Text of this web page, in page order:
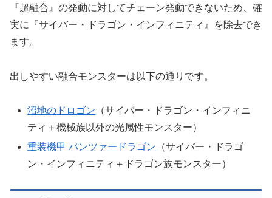
『超融合』の発動に対してチェーン発動できないため、確
実に『サイバー・ドラゴン・インフィニティ』を除去でき
ます。
出しやすい融合モンスターは以下の通りです。
沼地のドロゴン （サイバー・ドラゴン・インフィニ
ティ＋機械族以外の光属性モンスター）
重装機甲 パンツァードラゴン （サイバー・ドラゴ
ン・インフィニティ＋ドラゴン族モンスター）